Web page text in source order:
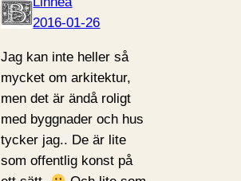
2016-01-26
Jag kan inte heller så
mycket om arkitektur,
men det är ändå roligt
med byggnader och hus
tycker jag.. De är lite
som offentlig konst på